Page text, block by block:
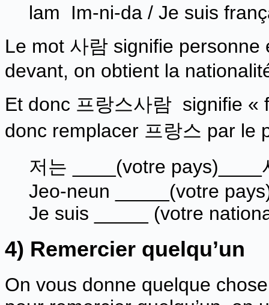
lam Im-ni-da / Je suis
Le mot 사람 signifie
devant, on obtient la
Et donc 프랑스사람 signifie «
donc remplacer 프랑스 par le
저는 ____(votre pays)____
Jeo-neun _____(votre
Je suis _____ (votre
4) Remercier quelqu’un
On vous donne quelque